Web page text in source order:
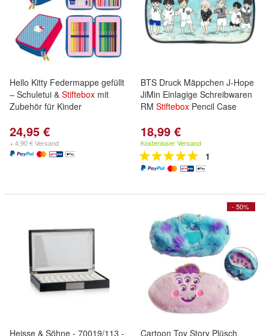
Hello Kitty Federmappe gefüllt
– Schuletui & Stiftebox mit
Zubehör für Kinder
24,95 €
+ 4,90 € Versand
BTS Druck Mäppchen J-Hope
JiMin Einlagige Schreibwaren
RM Stiftebox Pencil Case
18,99 €
Kostenloser Versand
1
Heisse & Söhne - 70019/113 -
- 50%
Cartoon Toy Story Plüsch